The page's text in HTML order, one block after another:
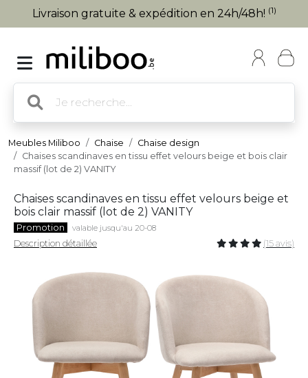
Livraison gratuite & expédition en 24h/48h! (1)
Meubles Miliboo Chaise
Chaise design
Chaises scandinaves en tissu effet velours beige et bois clair
massif (lot de 2) VANITY
Chaises scandinaves en tissu effet velours beige et
bois clair massif (lot de 2) VANITY
Promotion valable jusqu'au 20-08
Description détaillée (15 avis)